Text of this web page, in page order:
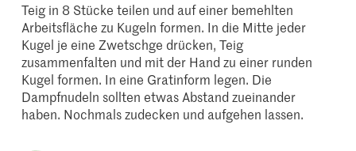
Teig in 8 Stücke teilen und auf einer bemehlten
Arbeitsfläche zu Kugeln formen. In die Mitte jeder
Kugel je eine Zwetschge drücken, Teig
zusammenfalten und mit der Hand zu einer runden
Kugel formen. In eine Gratinform legen. Die
Dampfnudeln sollten etwas Abstand zueinander
haben. Nochmals zudecken und aufgehen lassen.